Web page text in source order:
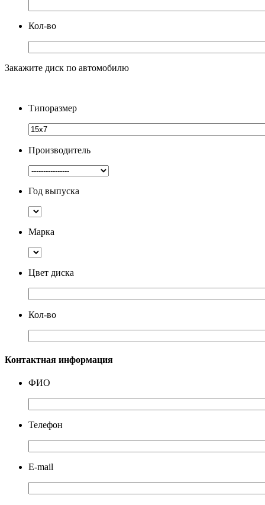
Кол-во
Закажите диск по автомобилю
Типоразмер
Производитель
Год выпуска
Марка
Цвет диска
Кол-во
Контактная информация
ФИО
Телефон
E-mail